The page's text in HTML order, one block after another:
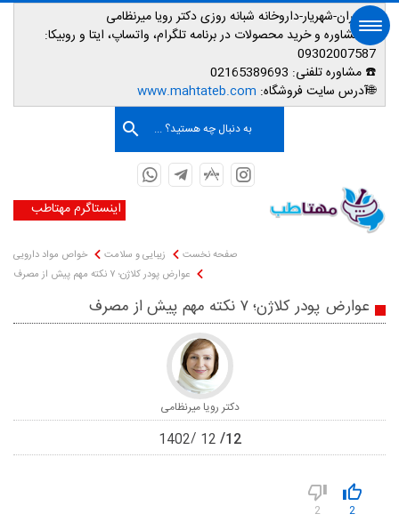
📌تهران-شهریار-داروخانه شبانه روزی دکتر رویا میرنظامی
📱مشاوره و خرید محصولات در برنامه تلگرام، واتساپ، ایتا و روبیکا:
09302007587
☎️ مشاوره تلفنی:
🌐آدرس سایت فروشگاه: www.mahtateb.com
به دنبال چه هستید؟ ...
اینستاگرم مهتاطب
صفحه نخست زیبایی و سلامت
خواص مواد دارویی
عوارض پودر کلاژن؛ ۷ نکته مهم پیش از مصرف
عوارض پودر کلاژن؛ ۷ نکته مهم پیش از مصرف
دکتر رویا میرنظامی
12
12
1402
2
2